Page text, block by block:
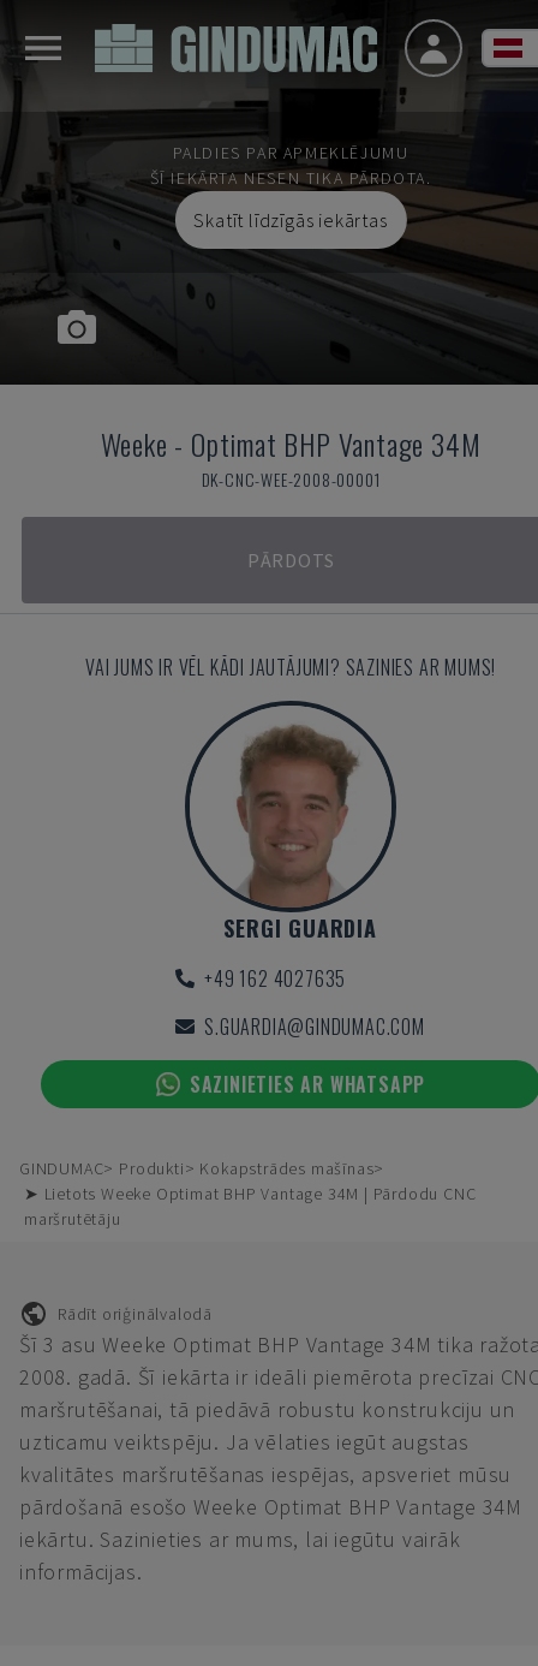
PALDIES PAR APMEKLĒJUMU
ŠĪ IEKĀRTA NESEN TIKA PĀRDOTA.
Skatīt līdzīgās iekārtas
Weeke - Optimat BHP Vantage 34M
DK-CNC-WEE-2008-00001
PĀRDOTS
VAI JUMS IR VĒL KĀDI JAUTĀJUMI? SAZINIES AR MUMS!
SERGI GUARDIA
+49 162 4027635
S.GUARDIA@GINDUMAC.COM
SAZINIETIES AR WHATSAPP
GINDUMAC Produkti
Kokapstrādes mašīnas
➤ Lietots Weeke Optimat BHP Vantage 34M | Pārdodu CNC
maršrutētāju
Rādīt oriģinālvalodā
Šī 3 asu Weeke Optimat BHP Vantage 34M tika
2008. gadā. Šī iekārta ir ideāli piemērota precīzai
maršrutēšanai, tā piedāvā robustu konstrukciju un
uzticamu veiktspēju. Ja vēlaties iegūt augstas
kvalitātes maršrutēšanas iespējas, apsveriet mūsu
pārdošanā esošo Weeke Optimat BHP Vantage 34M
iekārtu. Sazinieties ar mums, lai iegūtu vairāk
informācijas.